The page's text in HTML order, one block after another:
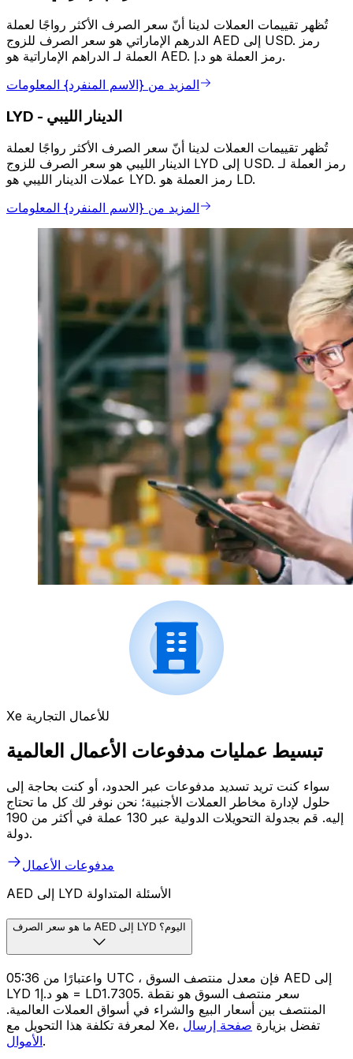
تُظهر تقييمات العملات لدينا أنّ سعر الصرف الأكثر رواجًا لعملة
الدرهم الإماراتي هو سعر الصرف للزوج AED إلى USD. رمز
العملة لـ الدراهم الإماراتية هو AED. رمز العملة هو د.إ.
المزيد من {الاسم المنفرد} المعلومات
LYD - الدينار الليبي
تُظهر تقييمات العملات لدينا أنّ سعر الصرف الأكثر رواجًا لعملة
الدينار الليبي هو سعر الصرف للزوج LYD إلى USD. رمز العملة لـ
عملات الدينار الليبي هو LYD. رمز العملة هو LD.
المزيد من {الاسم المنفرد} المعلومات
Xe للأعمال التجارية
تبسيط عمليات مدفوعات الأعمال العالمية
سواء كنت تريد تسديد مدفوعات عبر الحدود، أو كنت بحاجة إلى
حلول لإدارة مخاطر العملات الأجنبية؛ نحن نوفر لك كل ما تحتاج
إليه. قم بجدولة التحويلات الدولية عبر 130 عملة في أكثر من 190
دولة.
مدفوعات الأعمال
AED إلى LYD الأسئلة المتداولة
ما هو سعر الصرف AED إلى LYD اليوم؟
واعتبارًا من 05:36 UTC ، فإن معدل منتصف السوق AED إلى
LYD هو د.إ1 = LD1.7305. سعر منتصف السوق هو نقطة
المنتصف بين أسعار البيع والشراء في أسواق العملات العالمية.
لمعرفة تكلفة هذا التحويل مع Xe، تفضل بزيارة صفحة إرسال
الأموال.